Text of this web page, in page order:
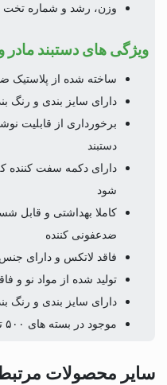
وزن، رشد و شماره تخت
ویژگی های دستبند مادر
ساخته شده از
دارای سایز بندی و رنگ
برخورداری از قابلیت
دستبند
دارای دکمه سفت کننده
شود
کاملا بهداشتی و قابل
ضدعفونی کننده
فاقد لاتکس و دارای جنس
تولید شده از مواد نو و
دارای سایز بندی و رنگ
موجود در بسته های ۵۰۰ تایی و کارتن ۱۲۰۰ عددی
سایر محصولات مرتبط